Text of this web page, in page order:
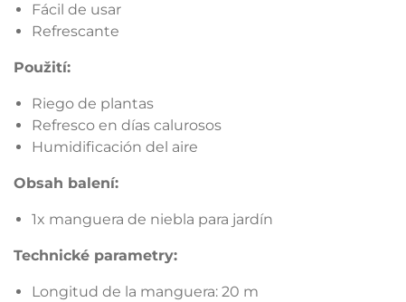
Fácil de usar
Refrescante
Použití:
Riego de plantas
Refresco en días calurosos
Humidificación del aire
Obsah balení:
1x manguera de niebla para jardín
Technické parametry:
Longitud de la manguera: 20 m